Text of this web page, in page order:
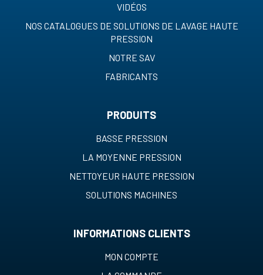
VIDÉOS
NOS CATALOGUES DE SOLUTIONS DE LAVAGE HAUTE
PRESSION
NOTRE SAV
FABRICANTS
PRODUITS
BASSE PRESSION
LA MOYENNE PRESSION
NETTOYEUR HAUTE PRESSION
SOLUTIONS MACHINES
INFORMATIONS CLIENTS
MON COMPTE